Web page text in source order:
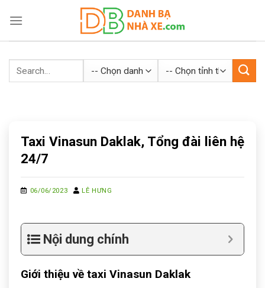
Taxi Vinasun Daklak, Tổng đài liên hệ
24/7
06/06/2023 LÊ HƯNG
Nội dung chính
Giới thiệu về taxi Vinasun Daklak